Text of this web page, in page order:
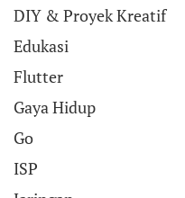
DIY & Proyek Kreatif
Edukasi
Flutter
Gaya Hidup
Go
ISP